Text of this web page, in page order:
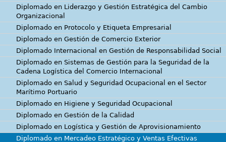
Diplomado en Liderazgo y Gestión Estratégica del Cambio
Organizacional
Diplomado en Protocolo y Etiqueta Empresarial
Diplomado en Gestión de Comercio Exterior
Diplomado Internacional en Gestión de Responsabilidad Social
Diplomado en Sistemas de Gestión para la Seguridad de la
Cadena Logística del Comercio Internacional
Diplomado en Salud y Seguridad Ocupacional en el Sector
Marítimo Portuario
Diplomado en Higiene y Seguridad Ocupacional
Diplomado en Gestión de la Calidad
Diplomado en Logística y Gestión de Aprovisionamiento
Diplomado en Mercadeo Estratégico y Ventas Efectivas